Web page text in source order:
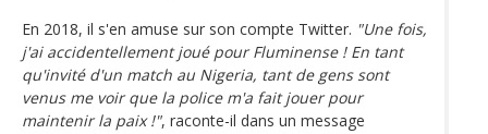
En 2018, il s'en amuse sur son compte Twitter. "Une fois,
j'ai accidentellement joué pour Fluminense ! En tant
qu'invité d'un match au Nigeria, tant de gens sont
venus me voir que la police m'a fait jouer pour
maintenir la paix !", raconte-il dans un message